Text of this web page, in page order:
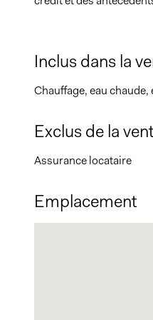
Inclus dans la
Chauffage, eau
Exclus de la
Assurance locataire
Emplacement